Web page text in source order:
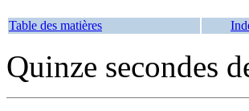
Table des matières
Quinze secondes